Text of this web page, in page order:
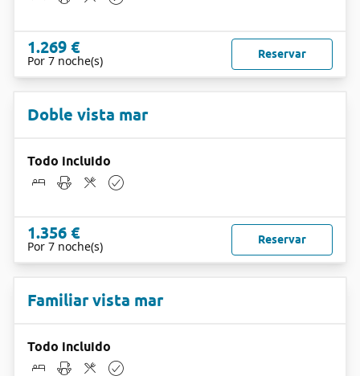
1.269 €
Por 7 noche(s) Reservar
Doble vista mar
Todo incluido
1.356 €
Por 7 noche(s) Reservar
Familiar vista mar
Todo incluido